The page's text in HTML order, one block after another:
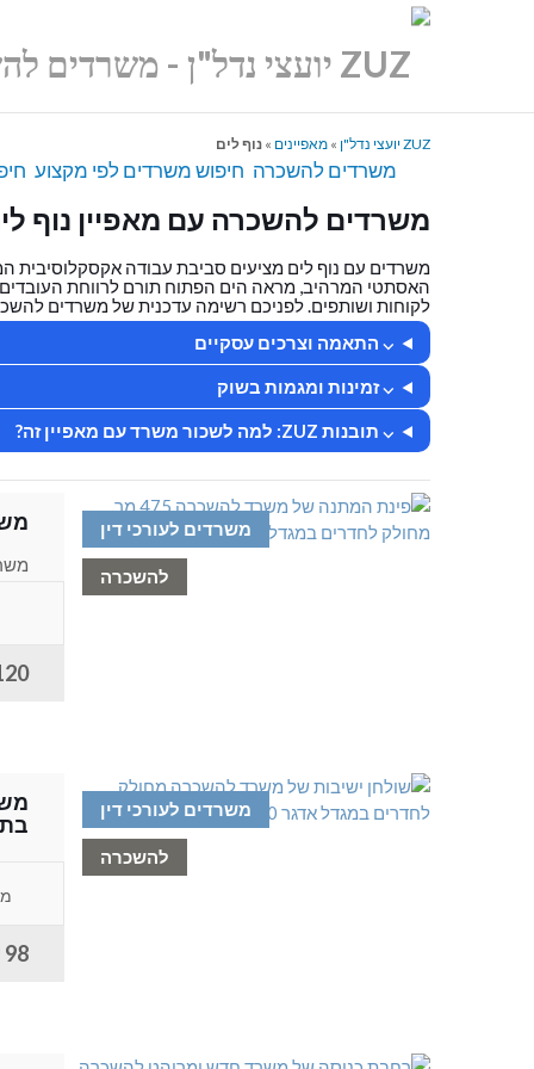
משרדים להשכרה חיפוש משרדים לפי מקצוע
ZUZ יועצי נדל"ן » מאפיינים » נוף לים
משרדים להשכרה עם מאפיין נוף
משרדים עם נוף לים מציעים סביבת עבודה אקסקלוסיבית
האסתטי המרהיב, מראה הים הפתוח תורם לרווחת
לקוחות ושותפים. לפניכם רשימה עדכנית של משרדים
⌵ התאמה וצרכים עסקיים
⌵ זמינות ומגמות בשוק
⌵ תובנות ZUZ: למה לשכור משרד עם מאפיין זה?
משרדים לעורכי דין
להשכרה
משרד
120 ש"ח
משרדים לעורכי דין
להשכרה
98 ש"ח למ"ר